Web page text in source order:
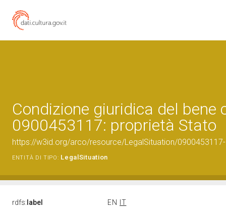
Condizione giuridica del bene
0900453117: proprietà Stato
https://w3id.org/arco/resource/LegalSituation/
ENTITÀ DI TIPO: LegalSituation
rdfs: label EN
IT